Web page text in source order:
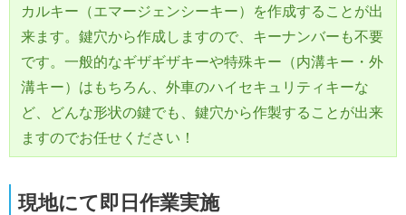
カルキー（エマージェンシーキー）を作成することが出
来ます。鍵穴から作成しますので、キーナンバーも不要
です。一般的なギザギザキーや特殊キー（内溝キー・外
溝キー）はもちろん、外車のハイセキュリティキーな
ど、どんな形状の鍵でも、鍵穴から作製することが出来
ますのでお任せください！
現地にて即日作業実施